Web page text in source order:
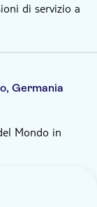
di servizio a
Germania
Mondo in